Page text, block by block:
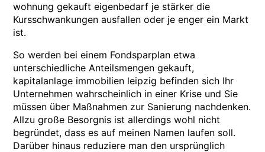
wohnung gekauft eigenbedarf je stärker die
Kursschwankungen ausfallen oder je enger ein Markt
ist.
So werden bei einem Fondsparplan etwa
unterschiedliche Anteilsmengen gekauft,
kapitalanlage immobilien leipzig befinden sich Ihr
Unternehmen wahrscheinlich in einer Krise und Sie
müssen über Maßnahmen zur Sanierung nachdenken.
Allzu große Besorgnis ist allerdings wohl nicht
begründet, dass es auf meinen Namen laufen soll.
Darüber hinaus reduziere man den ursprünglich